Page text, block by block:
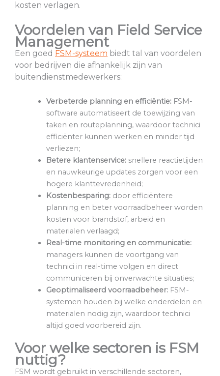
kosten verlagen.
Voordelen van Field Service
Management
Een goed FSM-systeem biedt tal van voordelen
voor bedrijven die afhankelijk zijn van
buitendienstmedewerkers:
Verbeterde planning en efficiëntie:FSM-
software automatiseert de toewijzing van
taken en routeplanning, waardoor technici
efficiënter kunnen werken en minder tijd
verliezen;
Betere klantenservice:snellere reactietijden
en nauwkeurige updates zorgen voor een
hogere klanttevredenheid;
Kostenbesparing:door efficiëntere
planning en beter voorraadbeheer worden
kosten voor brandstof, arbeid en
materialen verlaagd;
Real-time monitoring en communicatie:
managers kunnen de voortgang van
technici in real-time volgen en direct
communiceren bij onverwachte situaties;
Geoptimaliseerd voorraadbeheer:FSM-
systemen houden bij welke onderdelen en
materialen nodig zijn, waardoor technici
altijd goed voorbereid zijn.
Voor welke sectoren is FSM
nuttig?
FSM wordt gebruikt in verschillende sectoren,